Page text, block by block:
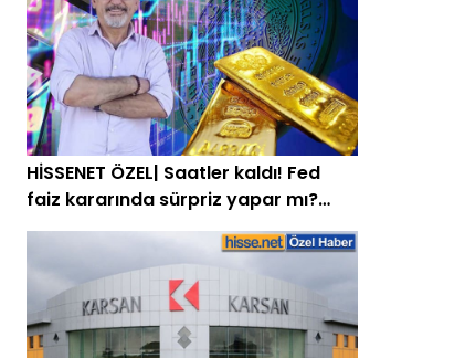
HİSSENET ÖZEL| Saatler kaldı! Fed
faiz kararında sürpriz yapar mı?
Altına etkisi ne olur? Uzman isim